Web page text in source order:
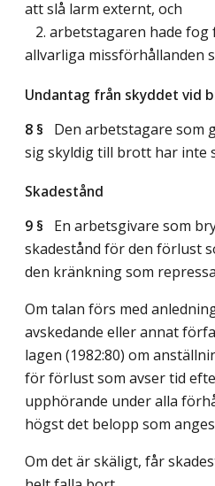
att slå larm externt, och
2. arbetstagaren hade fog
allvarliga missförhållanden
Undantag från skyddet vid
8 § Den arbetstagare som
sig skyldig till brott har inte
Skadestånd
9 § En arbetsgivare som
skadestånd för den förlust
den kränkning som
Om talan förs med
avskedande eller annat
lagen (1982:80) om
för förlust som avser tid
upphörande under alla
högst det belopp som
Om det är skäligt, får